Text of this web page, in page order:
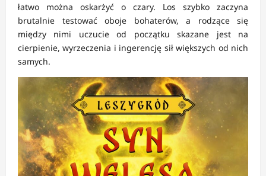
łatwo można oskarżyć o czary. Los szybko zaczyna
brutalnie testować oboje bohaterów, a rodzące się
między nimi uczucie od początku skazane jest na
cierpienie, wyrzeczenia i ingerencję sił większych od nich
samych.